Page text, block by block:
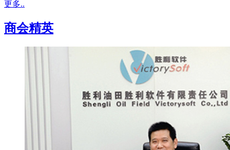
更多..
商会精英